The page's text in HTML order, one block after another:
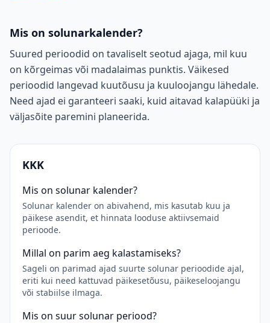
Mis on solunarkalender?
Suured perioodid on tavaliselt seotud ajaga, mil kuu
on kõrgeimas või madalaimas punktis. Väikesed
perioodid langevad kuutõusu ja kuuloojangu lähedale.
Need ajad ei garanteeri saaki, kuid aitavad kalapüüki ja
väljasõite paremini planeerida.
KKK
Mis on solunar kalender?
Solunar kalender on abivahend, mis kasutab kuu ja
päikese asendit, et hinnata looduse aktiivsemaid
perioode.
Millal on parim aeg kalastamiseks?
Sageli on parimad ajad suurte solunar perioodide ajal,
eriti kui need kattuvad päikesetõusu, päikeseloojangu
või stabiilse ilmaga.
Mis on suur solunar periood?